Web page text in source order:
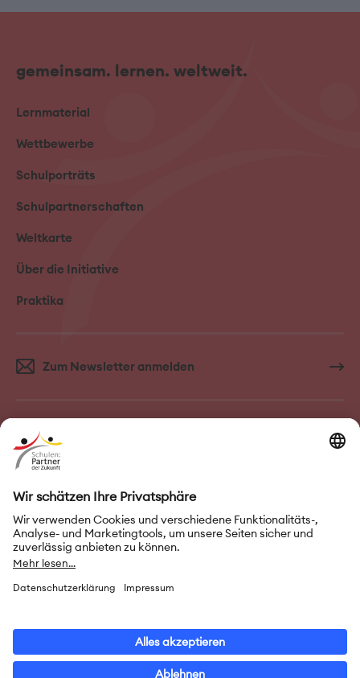
gemeinsam. lernen. weltweit.
Lernmaterial
Wettbewerbe
Schulporträts
Schulpartnerschaften
Weltkarte
Über die Initiative
Praktika
Zum Newsletter anmelden
FAQ–Häufige Fragen Kontakt
Nutzungsbedingungen
Datenschutz
Privatsphäre-Einstellungen
Leichte Sprache
Erklärung zur Barrierefreiheit